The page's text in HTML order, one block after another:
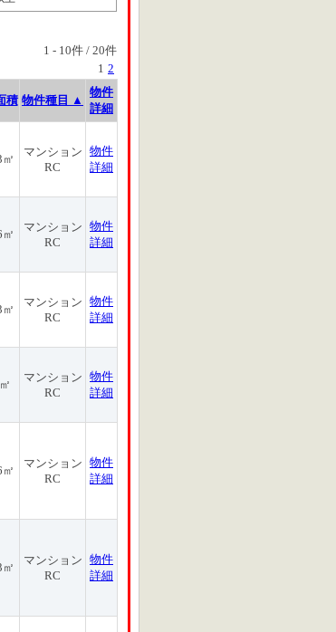
1 - 10件 / 20件
1 2
積 物件種目 ▲
物件
詳細
マンション
RC
物件
詳細
マンション
RC
物件
詳細
マンション
RC
物件
詳細
マンション
RC
物件
詳細
マンション
RC
物件
詳細
マンション
RC
物件
詳細